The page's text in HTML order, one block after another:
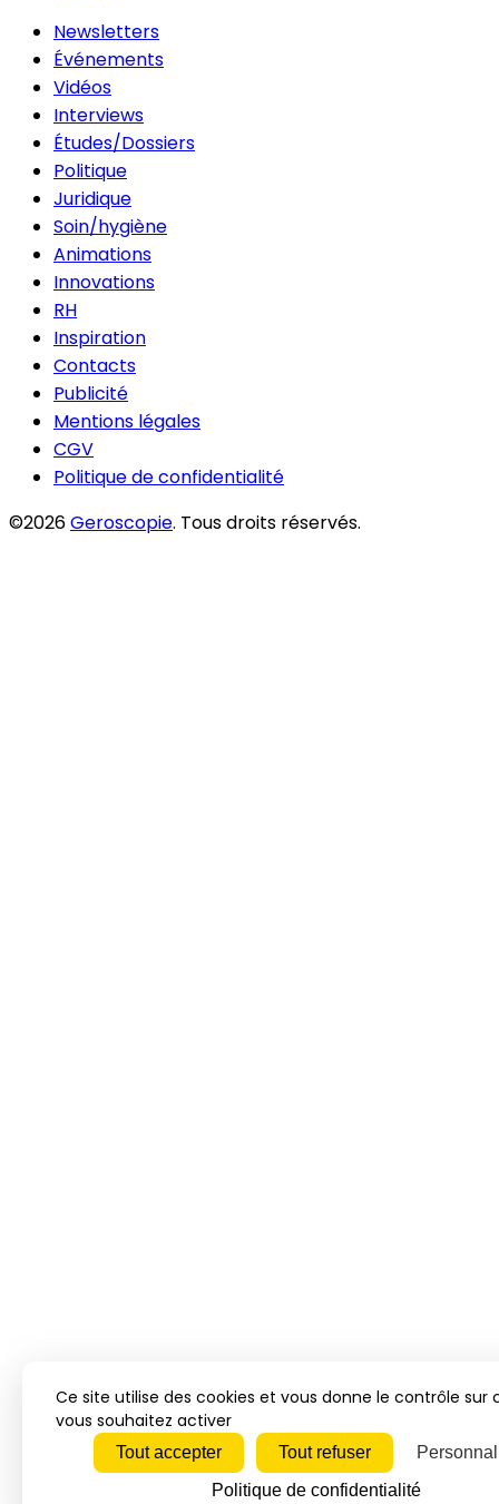
Newsletters
Événements
Vidéos
Interviews
Études/Dossiers
Politique
Juridique
Soin/hygiène
Animations
Innovations
RH
Inspiration
Contacts
Publicité
Mentions légales
CGV
Politique de confidentialité
©2026Geroscopie. Tous droits réservés.
Ce site utilise des cookies et vous donne le contrôle sur
vous souhaitez activer
Tout accepter Tout refuser
Politique de confidentialité